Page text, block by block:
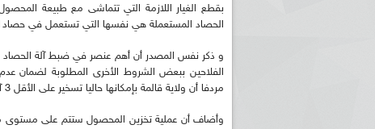
بقطع الغيار اللازمة التي تتماشى مع طبيعة
الحصاد المستعملة هي نفسها التي تستعمل في
و ذكر نفس المصدر أن أهم عنصر في ضبط آلة
الفلاحين ببعض الشروط الأخرى المطلوبة لضمان
مردفا أن ولاية قالمة بإمكانها حاليا تسخير على الأقل 3 آلات حصاد تتوفر على المعايير اللازمة لحصد هذا المنتوج الجديد.
وأضاف أن عملية تخزين المحصول ستتم على مستوى